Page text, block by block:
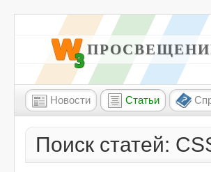
W3
Новости Статьи
Поиск статей: